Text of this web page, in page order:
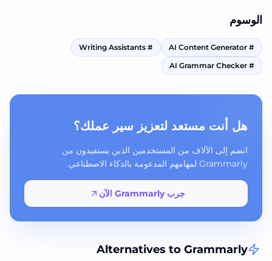
الوسوم
#
AI Content Generator
#
Writing Assistants
#
AI Grammar Checker
هل أنت مستعد لتعزيز سير عملك؟
انضم إلى الآلاف من المستخدمين الذين يستفيدون من
Grammarly لمهامهم المدعومة بالذكاء الاصطناعي.
جرب Grammarly الآن
Alternatives to Grammarly